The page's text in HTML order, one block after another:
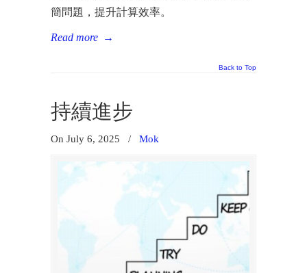
簡問題，提升計算效率。
Read more →
Back to Top
持續進步
On July 6, 2025 / Mok